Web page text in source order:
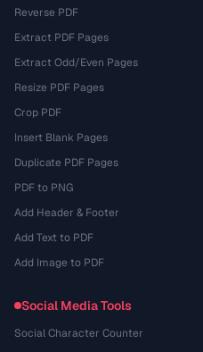
Reverse PDF
Extract PDF Pages
Extract Odd/Even Pages
Resize PDF Pages
Crop PDF
Insert Blank Pages
Duplicate PDF Pages
PDF to PNG
Add Header & Footer
Add Text to PDF
Add Image to PDF
Social Media Tools
Social Character Counter